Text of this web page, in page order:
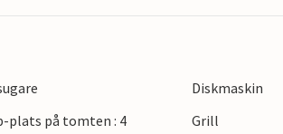
kan leka på studsmattan
i det fria.
Diskmaskin
plats på tomten : 4
Grill